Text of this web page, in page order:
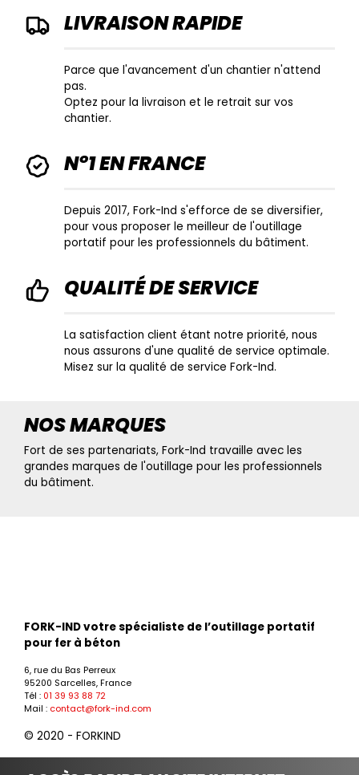
LIVRAISON RAPIDE
Parce que l'avancement d'un chantier n'attend
pas.
Optez pour la livraison et le retrait sur vos
chantier.
N°1 EN FRANCE
Depuis 2017, Fork-Ind s'efforce de se diversifier,
pour vous proposer le meilleur de l'outillage
portatif pour les professionnels du bâtiment.
QUALITÉ DE SERVICE
La satisfaction client étant notre priorité, nous
nous assurons d'une qualité de service optimale.
Misez sur la qualité de service Fork-Ind.
NOS MARQUES
Fort de ses partenariats, Fork-Ind travaille avec les
grandes marques de l'outillage pour les professionnels
du bâtiment.
FORK-IND votre spécialiste de l’outillage portatif
pour fer à béton
6, rue du Bas Perreux
95200 Sarcelles, France
Tél : 01 39 93 88 72
Mail : contact@fork-ind.com
© 2020 - FORKIND